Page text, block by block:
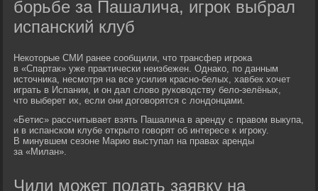
борьбе за Пашалича, игрок выбрал
испанский клуб
Некоторые СМИ ранее сообщили, что трансфер игрока
в «Спартак» уже практически неизбежен. Однако, по данным
источника, несмотря на все усилия красно-белых, хавбек хочет
играть в Испании, и он дал слово руководству бело-зелёных,
что выберет их, если они договорятся с лондонцами.
«Бетис» рассчитывает взять Пашалича в аренду с правом выкупа,
и в испанском клубе открыто говорят об интересе к игроку.
В минувшем сезоне Марио выступал на правах аренды
за «Милан».
Чили может подать заявку на